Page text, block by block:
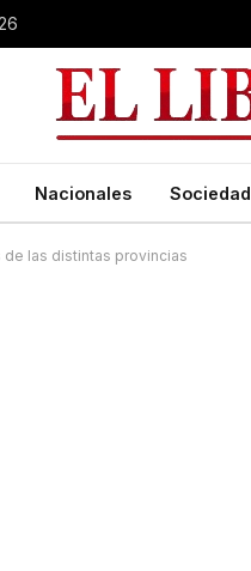
Nacionales Sociedad
las distintas provincias